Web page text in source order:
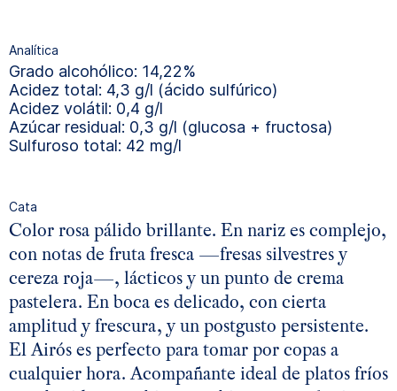
Analítica
Grado alcohólico: 14,22%
Acidez total: 4,3 g/l (ácido sulfúrico)
Acidez volátil: 0,4 g/l
Azúcar residual: 0,3 g/l (glucosa + fructosa)
Sulfuroso total: 42 mg/l
Cata
Color rosa pálido brillante. En nariz es complejo,
con notas de fruta fresca —fresas silvestres y
cereza roja—, lácticos y un punto de crema
pastelera. En boca es delicado, con cierta
amplitud y frescura, y un postgusto persistente.
El Airós es perfecto para tomar por copas a
cualquier hora. Acompañante ideal de platos fríos